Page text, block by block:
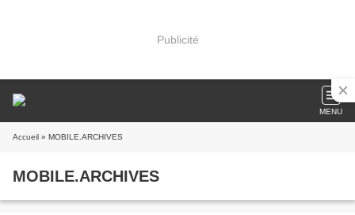
Publicité
MENU
Accueil » MOBILE.ARCHIVES
MOBILE.ARCHIVES